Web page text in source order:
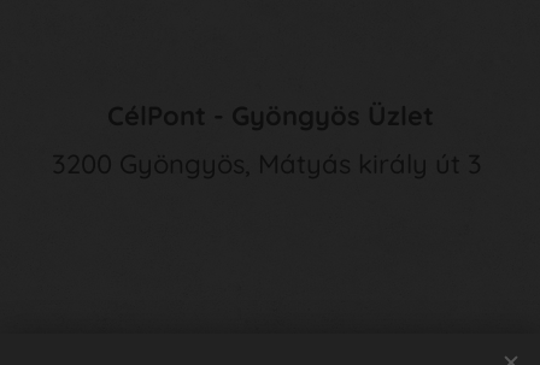
CélPont - Gyöngyös Üzlet
3200 Gyöngyös, Mátyás király út 3